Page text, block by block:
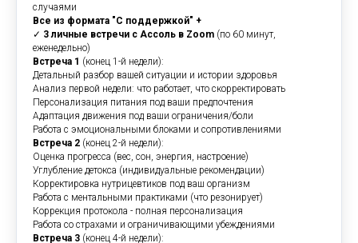
случаями
Все из формата "С поддержкой" +
✓ 3 личные встречи с Ассоль в Zoom (по 60 минут,
еженедельно)
Встреча 1 (конец 1-й недели):
Детальный разбор вашей ситуации и истории здоровья
Анализ первой недели: что работает, что скорректировать
Персонализация питания под ваши предпочтения
Адаптация движения под ваши ограничения/боли
Работа с эмоциональными блоками и сопротивлениями
Встреча 2 (конец 2-й недели):
Оценка прогресса (вес, сон, энергия, настроение)
Углубление детокса (индивидуальные рекомендации)
Корректировка нутрицевтиков под ваш организм
Работа с ментальными практиками (что резонирует)
Коррекция протокола - полная персонализация
Работа со страхами и ограничивающими убеждениями
Встреча 3 (конец 4-й недели):